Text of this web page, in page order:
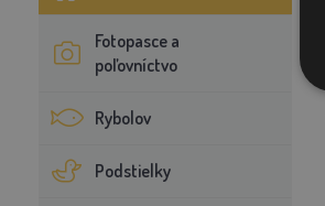
Fotopasce a
poľovníctvo
Rybolov
Podstielky